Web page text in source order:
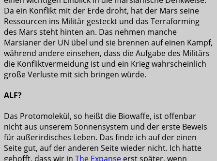
Da ein Konflikt mit der Erde droht, hat der Mars seine
Ressourcen ins Militär gesteckt und das Terraforming
des Mars steht hinten an. Das nehmen manche
Marsianer der UN übel und sie brennen auf einen Kampf,
während andere einsehen, dass die Aufgabe des Militärs
die Konfliktvermeidung ist und ein Krieg wahrscheinlich
große Verluste mit sich bringen würde.
ALF?
Das Protomolekül, so heißt die Biowaffe, ist offenbar
nicht aus unserem Sonnensystem und der erste Beweis
für außerirdisches Leben. Das finde ich auf der einen
Seite gut, auf der anderen Seite wieder nicht. Ich hatte
gehofft, dass wir in The Expanse erst später, wenn